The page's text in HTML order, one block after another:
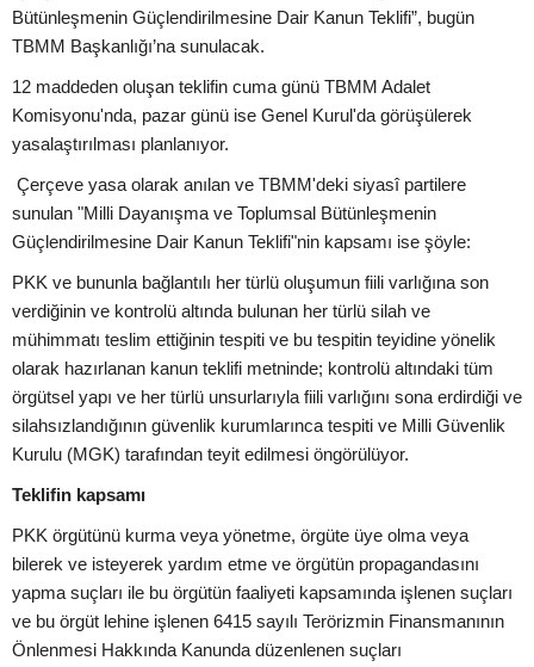
Bütünleşmenin Güçlendirilmesine Dair Kanun Teklifi”, bugün
TBMM Başkanlığı’na sunulacak.
12 maddeden oluşan teklifin cuma günü TBMM Adalet
Komisyonu'nda, pazar günü ise Genel Kurul'da görüşülerek
yasalaştırılması planlanıyor.
Çerçeve yasa olarak anılan ve TBMM'deki siyasî partilere
sunulan "Milli Dayanışma ve Toplumsal Bütünleşmenin
Güçlendirilmesine Dair Kanun Teklifi"nin kapsamı ise şöyle:
PKK ve bununla bağlantılı her türlü oluşumun fiili varlığına son
verdiğinin ve kontrolü altında bulunan her türlü silah ve
mühimmatı teslim ettiğinin tespiti ve bu tespitin teyidine yönelik
olarak hazırlanan kanun teklifi metninde; kontrolü altındaki tüm
örgütsel yapı ve her türlü unsurlarıyla fiili varlığını sona erdirdiği ve
silahsızlandığının güvenlik kurumlarınca tespiti ve Milli Güvenlik
Kurulu (MGK) tarafından teyit edilmesi öngörülüyor.
Teklifin kapsamı
PKK örgütünü kurma veya yönetme, örgüte üye olma veya
bilerek ve isteyerek yardım etme ve örgütün propagandasını
yapma suçları ile bu örgütün faaliyeti kapsamında işlenen suçları
ve bu örgüt lehine işlenen 6415 sayılı Terörizmin Finansmanının
Önlenmesi Hakkında Kanunda düzenlenen suçları